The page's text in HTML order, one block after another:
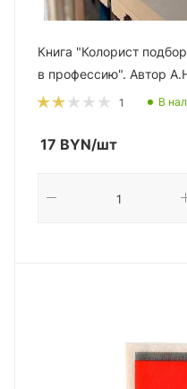
Книга "Колорист
в профессию". Автор
1 В
17 BYN/шт